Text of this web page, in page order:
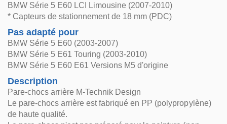
BMW Série 5 E60 LCI Limousine (2007-2010)
* Capteurs de stationnement de 18 mm (PDC)
Pas adapté pour
BMW Série 5 E60 (2003-2007)
BMW Série 5 E61 Touring (2003-2010)
BMW Série 5 E60 E61 Versions M5 d'origine
Description
Pare-chocs arrière M-Technik Design
Le pare-chocs arrière est fabriqué en PP (polypropylène)
de haute qualité.